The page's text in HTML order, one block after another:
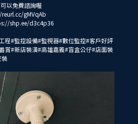
以免費諮詢喔
gMVqAb
shp.ee/d3c4p36
程#監控設備#監視器#數位監控#客戶好評
賞#新店裝潢#高雄嘉義#盲盒公仔#店面裝
裝